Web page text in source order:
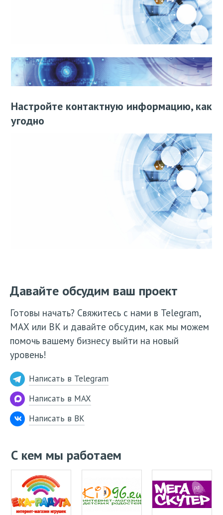
Настройте контактную информацию, как
угодно
Давайте обсудим ваш проект
Готовы начать? Свяжитесь с нами в Telegram,
МАХ или ВК и давайте обсудим, как мы можем
помочь вашему бизнесу выйти на новый
уровень!
Написать в Telegram
Написать в MAX
Написать в ВК
С кем мы работаем